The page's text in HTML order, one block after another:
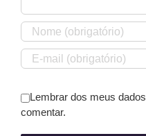
Lembrar dos meus
comentar.